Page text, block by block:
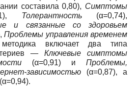
составила 0,80), Симптомы
Толерантность(α=0,74),
и связанные со здоровьем
Проблемы управления временем
включает два типа
— Ключевые симптомы
(α=0,91) и Проблемы,
зависимостью (α=0,87), а